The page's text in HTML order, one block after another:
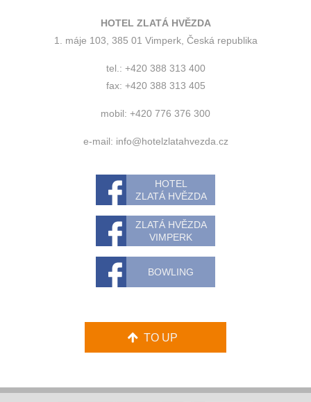
HOTEL ZLATÁ HVĚZDA
1. máje 103, 385 01 Vimperk, Česká republika
tel.: +420 388 313 400
fax: +420 388 313 405
mobil: +420 776 376 300
e-mail: info@hotelzlatahvezda.cz
HOTEL
ZLATÁ HVĚZDA
ZLATÁ HVĚZDA
VIMPERK
BOWLING
TO UP